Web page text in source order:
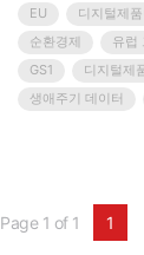
디자인을 촉진하고
을 가속하기 위한 정
EU 디지털제
순환경제
유럽
GS1
디지털제
생애주기 데이터
Page 1 of 1 1